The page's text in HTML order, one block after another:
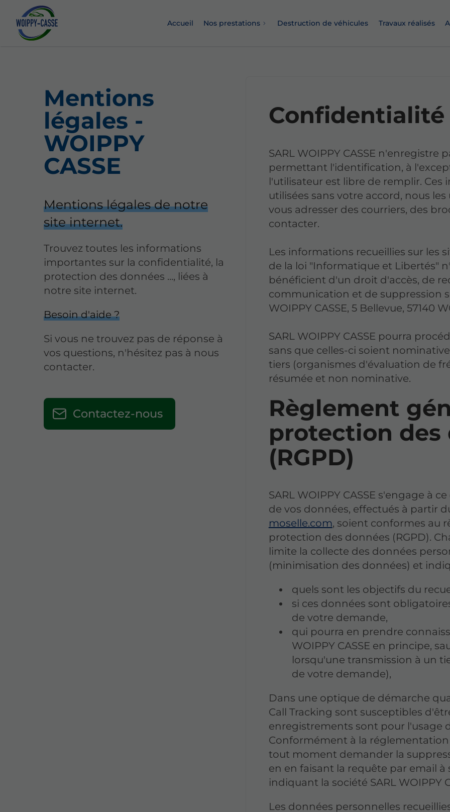
Accueil Nos prestations Destruction de véhicules Travaux réalisés
Mentions
légales -
WOIPPY
CASSE
Mentions légales de notre
site internet.
Trouvez toutes les informations
importantes sur la confidentialité, la
protection des données ..., liées à
notre site internet.
Besoin d'aide ?
Si vous ne trouvez pas de réponse à
vos questions, n'hésitez pas à nous
contacter.
Contactez-nous
Confidentialité
SARL WOIPPY CASSE
permettant l'identification, à
l'utilisateur est libre de remplir.
utilisées sans votre accord, nous
vous adresser des courriers, des
contacter.
Les informations recueillies sur les
de la loi "Informatique et Libertés"
bénéficient d'un droit d'accès, de
communication et de suppression
WOIPPY CASSE, 5 Bellevue, 57140
SARL WOIPPY CASSE pourra
sans que celles-ci soient
tiers (organismes d'évaluation de
résumée et non nominative.
Règlement
protection des
(RGPD)
SARL WOIPPY CASSE s'engage à
de vos données, effectués à partir
moselle.com, soient conformes au
protection des données (RGPD).
limite la collecte des données
(minimisation des données) et
quels sont les objectifs du
si ces données sont
de votre demande,
qui pourra en prendre
WOIPPY CASSE en principe,
lorsqu'une transmission à un
de votre demande),
Dans une optique de démarche
Call Tracking sont susceptibles
enregistrements sont pour l'usage
Conformément à la
tout moment demander la
en en faisant la requête par email à
indiquant la société SARL WOIPPY
Les données personnelles